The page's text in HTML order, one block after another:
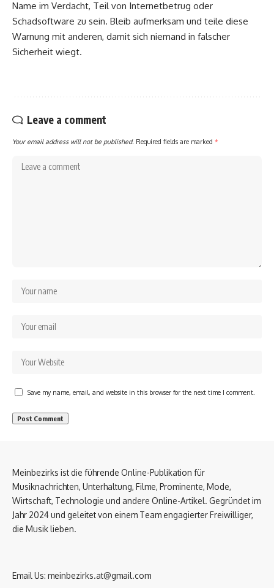
Name im Verdacht, Teil von Internetbetrug oder
Schadsoftware zu sein. Bleib aufmerksam und teile diese
Warnung mit anderen, damit sich niemand in falscher
Sicherheit wiegt.
Leave a comment
Your email address will not be published. Required fields are marked *
Save my name, email, and website in this browser for the next time I comment.
Meinbezirks ist die führende Online-Publikation für
Musiknachrichten, Unterhaltung, Filme, Prominente, Mode,
Wirtschaft, Technologie und andere Online-Artikel. Gegründet im
Jahr 2024 und geleitet von einem Team engagierter Freiwilliger,
die Musik lieben.
Email Us: meinbezirks.at@gmail.com